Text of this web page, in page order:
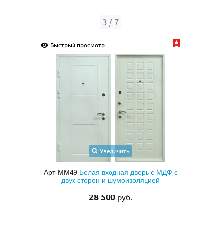
3 / 7
Быстрый просмотр
Увеличить
Арт-ММ49 Белая входная дверь с МДФ с
двух сторон и шумоизоляцией
28 500 руб.